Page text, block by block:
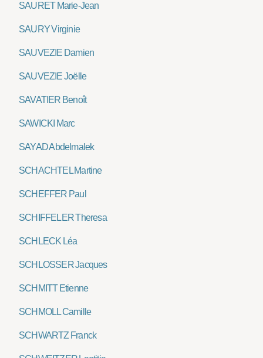
SAURET Marie-Jean
SAURY Virginie
SAUVEZIE Damien
SAUVEZIE Joëlle
SAVATIER Benoît
SAWICKI Marc
SAYAD Abdelmalek
SCHACHTEL Martine
SCHEFFER Paul
SCHIFFELER Theresa
SCHLECK Léa
SCHLOSSER Jacques
SCHMITT Etienne
SCHMOLL Camille
SCHWARTZ Franck